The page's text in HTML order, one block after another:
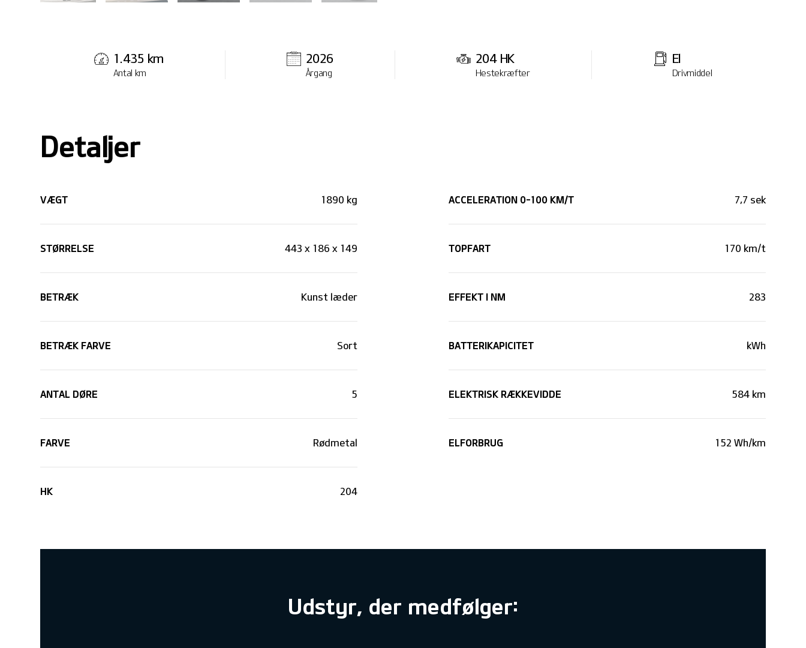
1.435 km
Antal km
2026
Årgang
204 HK
Hestekræfter
El
Drivmiddel
Detaljer
VÆGT 1890 kg
STØRRELSE 443 x 186 x 149
BETRÆK Kunst læder
BETRÆK FARVE Sort
ANTAL DØRE 5
FARVE Rødmetal
HK 204
ACCELERATION 0-100 KM/T 7,7 sek
TOPFART 170 km/t
EFFEKT I NM 283
BATTERIKAPICITET kWh
ELEKTRISK RÆKKEVIDDE 584 km
ELFORBRUG 152 Wh/km
Udstyr, der medfølger: